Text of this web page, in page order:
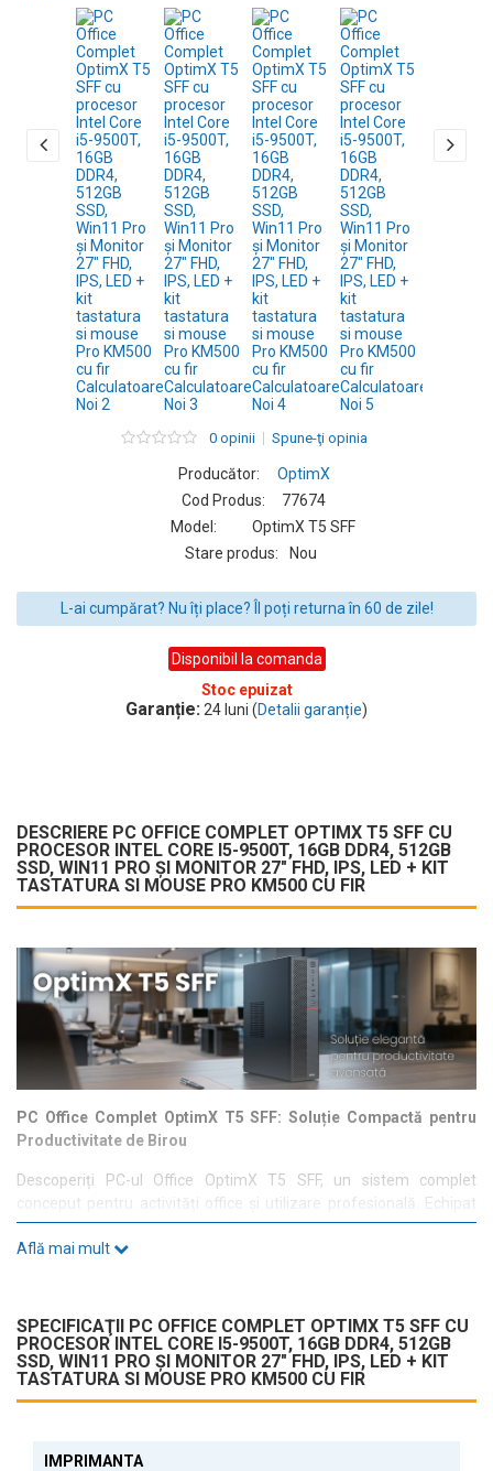
0 opinii Spune-ţi opinia
Producător:
OptimX
Cod Produs:
77674
Model:
OptimX T5 SFF
Stare produs:
Nou
L-ai cumpărat? Nu îți place? Îl poți returna în 60 de zile!
Disponibil la comanda
Stoc epuizat
Garanție: 24 luni (Detalii garanție)
DESCRIERE PC OFFICE COMPLET OPTIMX T5 SFF CU
PROCESOR INTEL CORE I5-9500T, 16GB DDR4, 512GB
SSD, WIN11 PRO ȘI MONITOR 27" FHD, IPS, LED + KIT
TASTATURA SI MOUSE PRO KM500 CU FIR
PC Office Complet OptimX T5 SFF: Soluție Compactă pentru
Productivitate de Birou
Descoperiți PC-ul Office OptimX T5 SFF, un sistem complet
conceput pentru activități office și utilizare profesională. Echipat
cu procesor Intel Core i5-9500T și 16GB RAM DDR4, acest pachet
oferă performanță stabilă pentru sarcini zilnice, documente și
Pachet Complet pentru Business și Office
Acest sistem include unitatea PC, monitor de 27” și kit tastatură +
mouse, oferind o soluție completă, gata de utilizare imediată. Ideal
Află mai mult
SPECIFICAŢII PC OFFICE COMPLET OPTIMX T5 SFF CU
PROCESOR INTEL CORE I5-9500T, 16GB DDR4, 512GB
SSD, WIN11 PRO ȘI MONITOR 27" FHD, IPS, LED + KIT
TASTATURA SI MOUSE PRO KM500 CU FIR
IMPRIMANTA